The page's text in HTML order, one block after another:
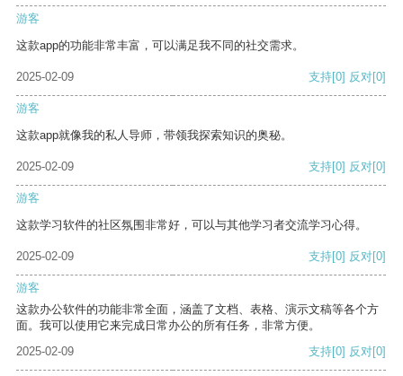
游客
这款app的功能非常丰富，可以满足我不同的社交需求。
2025-02-09 支持[0] 反对[0]
游客
这款app就像我的私人导师，带领我探索知识的奥秘。
2025-02-09 支持[0] 反对[0]
游客
这款学习软件的社区氛围非常好，可以与其他学习者交流学习心得。
2025-02-09 支持[0] 反对[0]
游客
这款办公软件的功能非常全面，涵盖了文档、表格、演示文稿等各个方
面。我可以使用它来完成日常办公的所有任务，非常方便。
2025-02-09
支持[0] 反对[0]